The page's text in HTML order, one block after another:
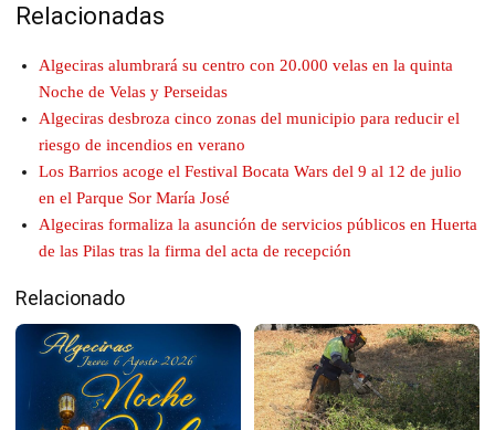
Relacionadas
Algeciras alumbrará su centro con 20.000 velas en la quinta
Noche de Velas y Perseidas
Algeciras desbroza cinco zonas del municipio para reducir el
riesgo de incendios en verano
Los Barrios acoge el Festival Bocata Wars del 9 al 12 de julio
en el Parque Sor María José
Algeciras formaliza la asunción de servicios públicos en Huerta
de las Pilas tras la firma del acta de recepción
Relacionado